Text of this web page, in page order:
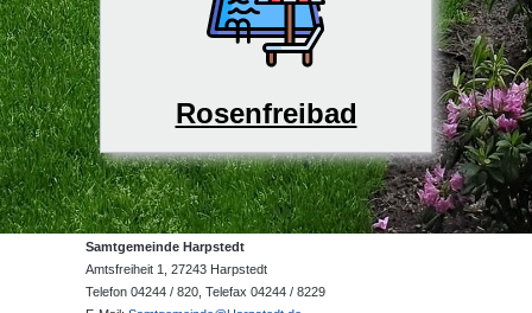
Rosenfreibad
Samtgemeinde Harpstedt
Amtsfreiheit 1, 27243 Harpstedt
Telefon 04244 / 820, Telefax 04244 / 8229